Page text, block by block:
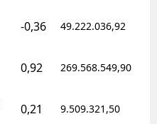
Trabzon
Uşak
-0,36 49.222.036,92
0,92 269.568.549,90
0,21 9.509.321,50